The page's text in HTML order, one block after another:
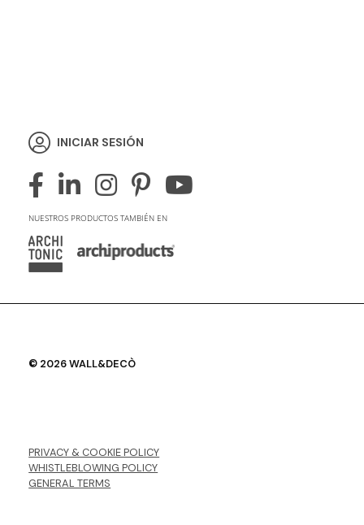
INICIAR SESIÓN
NUESTROS PRODUCTOS TAMBIÉN EN
© 2026 WALL&DECÒ
PRIVACY & COOKIE POLICY
WHISTLEBLOWING POLICY
GENERAL TERMS